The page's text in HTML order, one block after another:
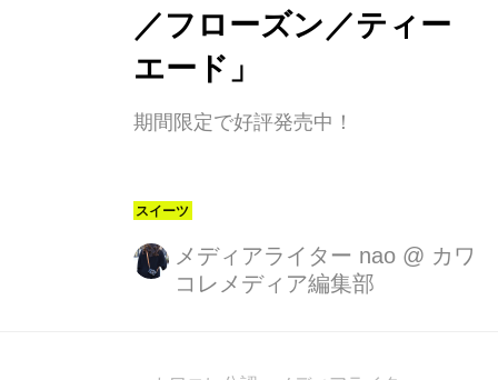
／フローズン／ティー
エード」
期間限定で好評発売中！
メディアライター nao @ カワ
コレメディア編集部